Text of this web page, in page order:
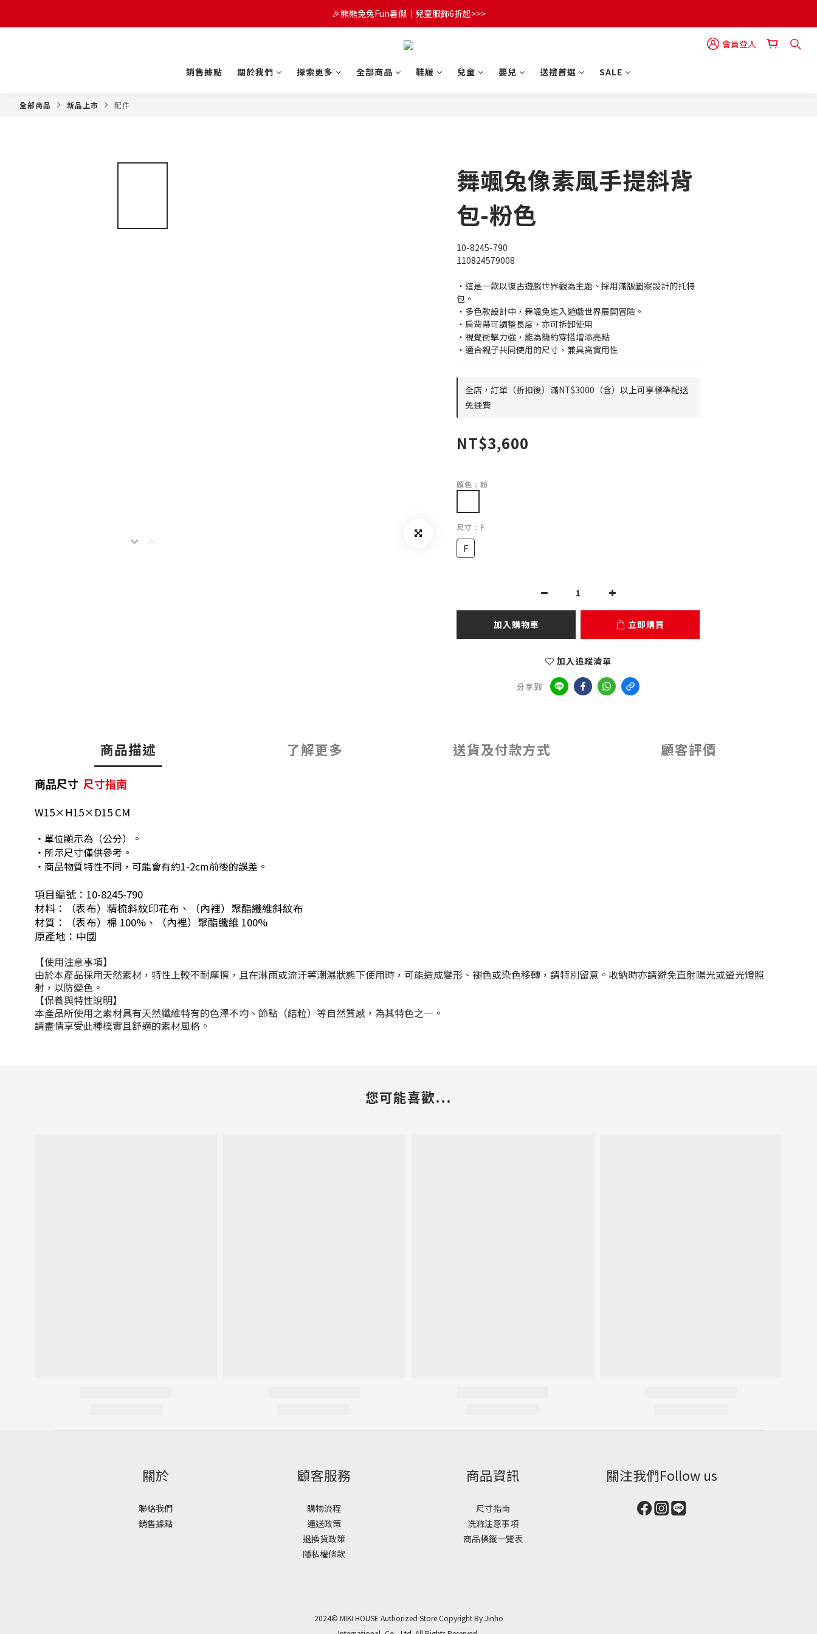
😍FUN暑假！童裝開心購【滿$3,000，送$300 (最高回饋$1,200)💌】
🎉熊熊兔兔Fun暑假｜兒童服飾6折起>>>
會員登入
銷售據點 關於我們 探索更多 全部商品 鞋履 兒童 嬰兒 送禮首選 SALE
全部商品 新品上市 配件
舞颯兔像素風手提斜背
包-粉色
10-8245-790
110824579008
・這是一款以復古遊戲世界觀為主題、採用滿版圖案設計的托特
包。
・多色款設計中，舞颯兔進入遊戲世界展開冒險。
・肩背帶可調整長度，亦可拆卸使用
・視覺衝擊力強，能為簡約穿搭增添亮點
・適合親子共同使用的尺寸，兼具高實用性
全店，訂單（折扣後）滿NT$3000（含）以上可享標準配送
免運費
NT$3,600
顏色 : 粉
尺寸 : F
F
加入購物車 立即購買
加入追蹤清單
分享到
商品描述 了解更多 送貨及付款方式 顧客評價
商品尺寸 尺寸指南
W15×H15×D15 CM
・單位顯示為（公分）。
・所示尺寸僅供參考。
・商品物質特性不同，可能會有約1-2cm前後的誤差。
項目編號：10-8245-790
材料：（表布）精梳斜紋印花布、（內裡）聚酯纖維斜紋布
材質：（表布）棉 100%、（內裡）聚酯纖維 100%
原產地：中國
【使用注意事項】
由於本產品採用天然素材，特性上較不耐摩擦，且在淋雨或流汗等潮濕狀態下使用時，可能造成變形、褪色或染色移轉，請特別留意。收納時亦請避免直射陽光或螢光燈照
射，以防變色。
【保養與特性說明】
本產品所使用之素材具有天然纖維特有的色澤不均、節點（結粒）等自然質感，為其特色之一。
請盡情享受此種樸實且舒適的素材風格。
您可能喜歡...
關於
聯絡我們
銷售據點
顧客服務
購物流程
運送政策
退換貨政策
隱私權條款
商品資訊
尺寸指南
洗滌注意事項
商品標籤一覽表
關注我們Follow us
2024© MIKI HOUSE Authorized Store Copyright By Jinho